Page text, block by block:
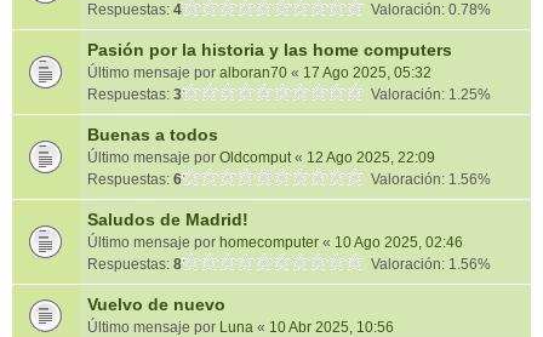
Respuestas: 4 Valoración: 0.78%
Pasión por la historia y las home computers
Último mensaje por alboran70 « 17 Ago 2025, 05:32
Respuestas: 3 Valoración: 1.25%
Buenas a todos
Último mensaje por Oldcomput« 12 Ago 2025, 22:09
Respuestas: 6 Valoración: 1.56%
Saludos de Madrid!
Último mensaje por homecomputer « 10 Ago 2025, 02:46
Respuestas: 8 Valoración: 1.56%
Vuelvo de nuevo
Último mensaje por Luna « 10 Abr 2025, 10:56